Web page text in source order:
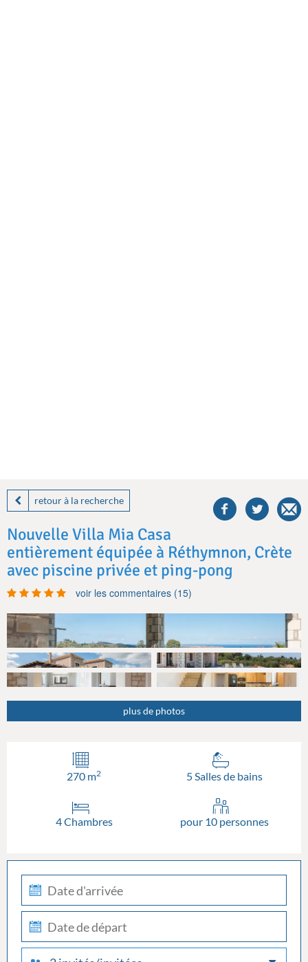
retour à la recherche
this
villa
Nouvelle Villa Mia Casa
entièrement équipée à Réthymnon, Crète
avec piscine privée et ping-pong
voir les commentaires (15)
plus de photos
270 m2 5 Salles de bains
4 Chambres pour 10 personnes
check-
in
check-
out